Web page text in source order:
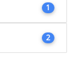
1
2